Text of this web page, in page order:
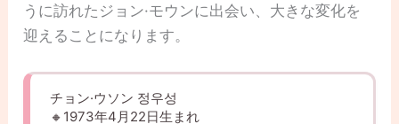
うに訪れたジョン·モウンに出会い、大きな変化を
迎えることになります。
チョン·ウソン 정우성
🔸1973年4月22日生まれ